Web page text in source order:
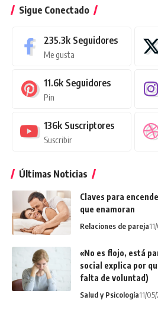
Sigue Conectado
235.3k Seguidores
Me gusta
11.6k Seguidores
Pin
136k Suscriptores
Suscribir
Últimas Noticias
Claves para
que enamoran
Relaciones de pareja
«No es flojo, está
social explica por
falta de voluntad)
Salud y Psicología11/